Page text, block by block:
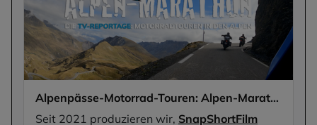
Alpenpässe-Motorrad-Touren: Alpen-Marathon, die TV-Reportagen
Seit 2021 produzieren wir, SnapShortFilm